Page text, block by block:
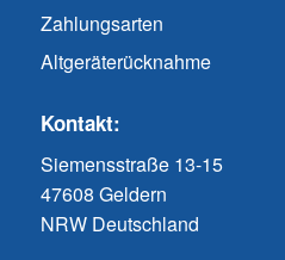
Zahlungsarten
Altgeräterücknahme
Kontakt:
Siemensstraße 13-15
47608 Geldern
NRW Deutschland